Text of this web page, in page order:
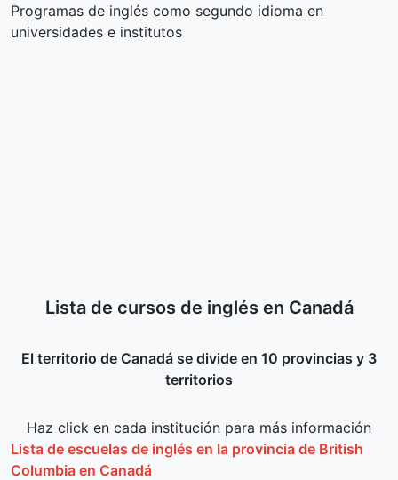
Programas de inglés como segundo idioma en
universidades e institutos
Lista de cursos de inglés en Canadá
El territorio de Canadá se divide en 10 provincias y 3
territorios
Haz click en cada institución para más información
Lista de escuelas de inglés en la provincia de British
Columbia en Canadá